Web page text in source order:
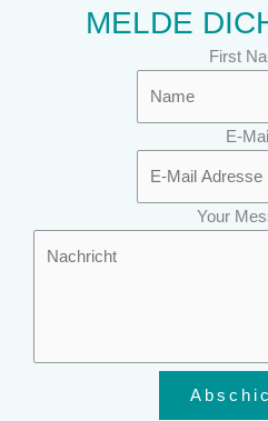
MELDE
First
E-Mail
Your